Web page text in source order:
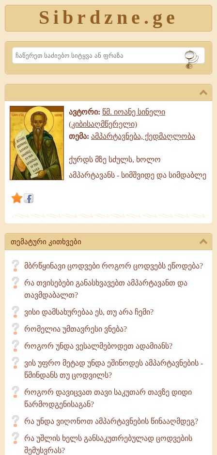
Sibrdzne.ge
Search
ავტორი: წმ. იოანე სინელი
(კიბისაღმწერელი)
თემა: ამპარტავნება, ქედმაღლობა
ქურდს
მზე
სძულს,
ხოლო
ამპარტავანს
სიმშვიდე
და
სიმდაბლე
ქურდს მზე სძულს, ხოლო
ამპარტავანს - სიმშვიდე და სიმდაბლე
თემატური კითხვები
მბრწყინავი ცოდვები როგორ ცოდვებს ეწოდება?
რა თვისებები განასხვავებთ ამპარტავანთ და
თავმდაბალთ?
ვისი დამსახურებაა ეს, თუ არა ჩემი?
რომელია უმთავრესი ვნება?
როგორ უნდა ვესალმებოდეთ ადამიანს?
ვის უფრო მეტად უნდა ეშინოდეს ამპარტავნების -
წმინდანს თუ ცოდვილს?
როგორ დავიცვათ თავი საკუთარ თავზე დიდი
წარმოდგენისაგან?
რა უნდა ვიღონოთ ამპარტავნების წინააღმდეგ?
რა უშლის ხელს განსაკუთრებულად ცოდვების
შემუსვრას?